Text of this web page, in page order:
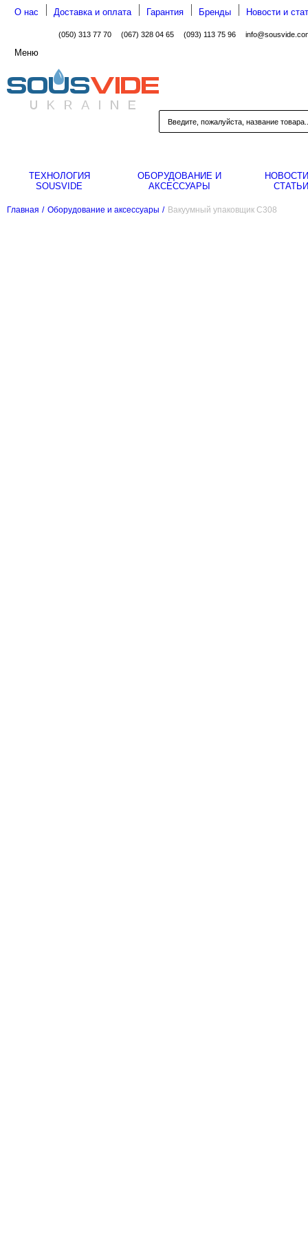
О нас Доставка и оплата Гарантия Бренды Новости и
(050) 313 77 70 (067) 328 04 65 (093) 113 75 96
Меню
ТЕХНОЛОГИЯ
SOUSVIDE
ОБОРУДОВАНИЕ И
АКСЕССУАРЫ
СТАТЬИ
Главная / Оборудование и аксессуары / Вакуумный упаковщик C308